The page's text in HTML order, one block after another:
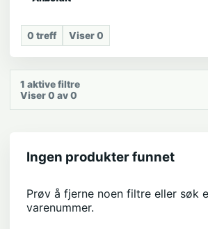
0 treff Viser0
1 aktive filtre
Viser 0 av 0
Ingen produkter funnet
Prøv å fjerne noen filtre eller søk
varenummer.